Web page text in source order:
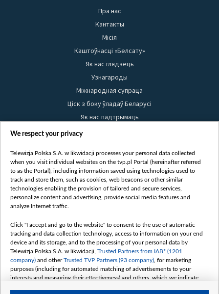
Пра нас
Кантакты
Місія
Каштоўнасці «Белсату»
Як нас глядзець
Узнагароды
Міжнародная супраца
Ціск з боку ўладаў Беларусі
Як нас падтрымаць
Правілы выкарыстання матэрыялаў
Бяспека
Youtube
Белсат news
Белсат Shorts
Жэстачайшы мульт
Belsat English
Biełsat PL
Белсат Now
Белсат History
We respect your privacy
Telewizja Polska S.A. w likwidacji processes your personal data collected
when you visit individual websites on the tvp.pl Portal (hereinafter referred
to as the Portal), including information saved using technologies used to
track and store them, such as cookies, web beacons or other similar
technologies enabling the provision of tailored and secure services,
personalize content and advertising, provide social media features and
analyze Internet traffic.
Click "I accept and go to the website" to consent to the use of automatic
tracking and data collection technology, access to information on your end
device and its storage, and to the processing of your personal data by
Telewizja Polska S.A. w likwidacji, Trusted Partners from IAB* (1201
company) and otherTrusted TVP Partners (93 company) , for marketing
purposes (including for automated matching of advertisements to your
interests and measuring their effectiveness) and others, which we indicate